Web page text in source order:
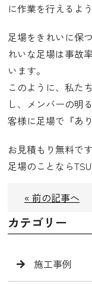
に作業を行えるよ
足場をきれいに保
れいな足場は事故
います。
このように、私た
し、メンバーの明
客様に足場で『あ
お見積もり無料で
足場のことなら
« 前の記事へ
カテゴリー
施工事例